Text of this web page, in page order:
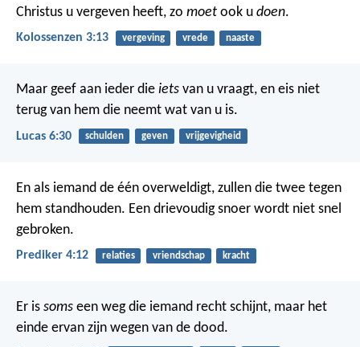
Christus u vergeven heeft, zo moet ook u doen.
Kolossenzen 3:13 vergeving vrede naaste
Maar geef aan ieder die iets van u vraagt, en eis niet
terug van hem die neemt wat van u is.
Lucas 6:30 schulden geven vrijgevigheid
En als iemand de één overweldigt, zullen die twee tegen
hem standhouden. Een drievoudig snoer wordt niet snel
gebroken.
Prediker 4:12 relaties vriendschap kracht
Er is soms een weg die iemand recht schijnt, maar het
einde ervan zijn wegen van de dood.